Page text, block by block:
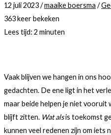
12 juli 2023/maaike boersma /
363 keer bekeken
Lees tijd: 2 minuten
Vaak blijven we hangen in ons
gedachten. De ene ligt in het
maar beide helpen je niet vooruit
blijft zitten. Wat alsis toekomst
kunnen veel redenen zijn om iets